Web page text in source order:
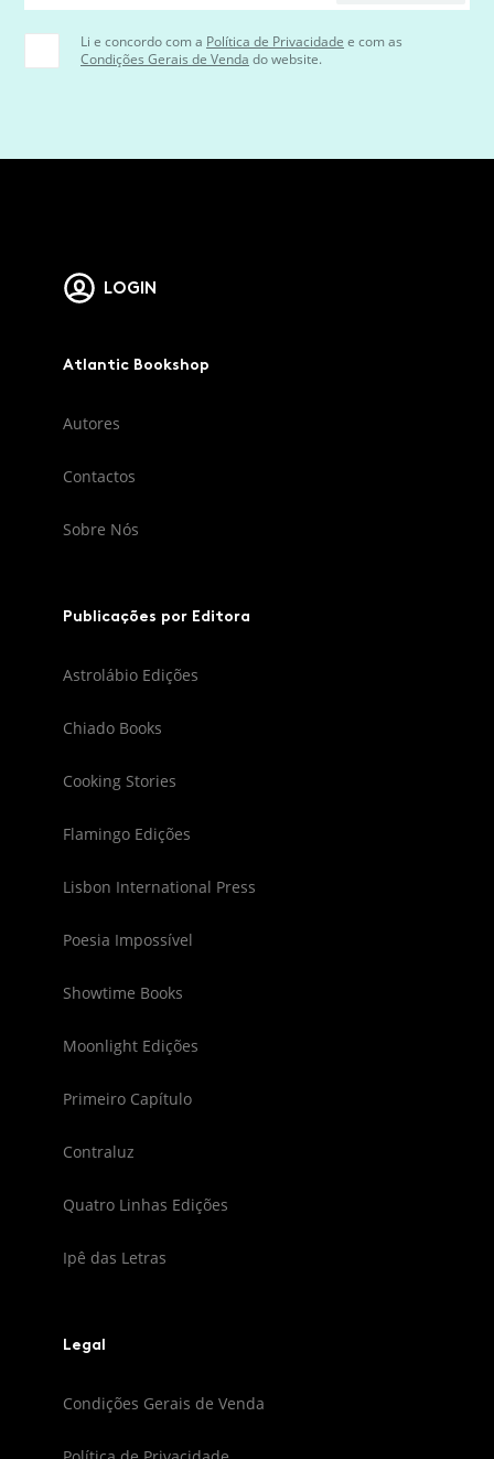
Li e concordo com a Política de Privacidade e com as
Condições Gerais de Venda do website.
LOGIN
Atlantic Bookshop
Autores
Contactos
Sobre Nós
Publicações por Editora
Astrolábio Edições
Chiado Books
Cooking Stories
Flamingo Edições
Lisbon International Press
Poesia Impossível
Showtime Books
Moonlight Edições
Primeiro Capítulo
Contraluz
Quatro Linhas Edições
Ipê das Letras
Legal
Condições Gerais de Venda